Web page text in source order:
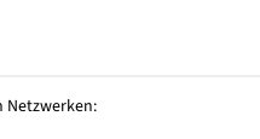
Netzwerken: